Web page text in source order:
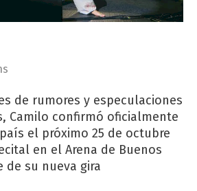
de rumores y especulaciones
Camilo confirmó oficialmente
el próximo 25 de octubre
en el Arena de Buenos
de su nueva gira